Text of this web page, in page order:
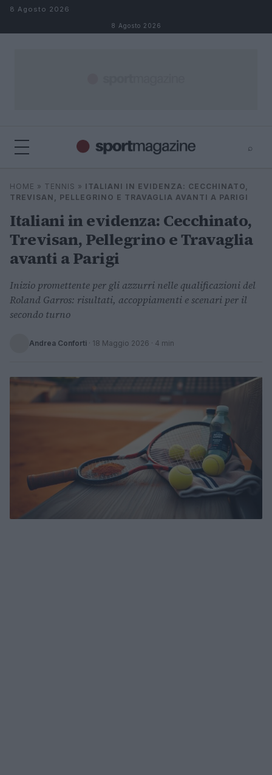
Salta al contenuto
8 Agosto 2026
8 Agosto 2026
⌕
Cerca
⌕
HOME » TENNIS » ITALIANI IN EVIDENZA: CECCHINATO,
TREVISAN, PELLEGRINO E TRAVAGLIA AVANTI A PARIGI
Italiani in evidenza: Cecchinato,
Trevisan, Pellegrino e Travaglia
avanti a Parigi
Inizio promettente per gli azzurri nelle qualificazioni del
Roland Garros: risultati, accoppiamenti e scenari per il
secondo turno
Andrea Conforti · 18 Maggio 2026 · 4 min